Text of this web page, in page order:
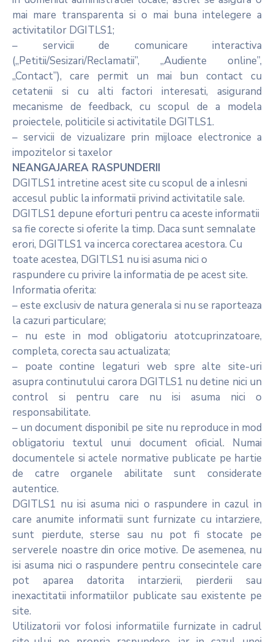
mai mare transparenta si o mai buna intelegere a
activitatilor DGITLS1;
– servicii de comunicare interactiva
(„Petitii/Sesizari/Reclamatii”, „Audiente online”,
„Contact”), care permit un mai bun contact cu
cetatenii si cu alti factori interesati, asigurand
mecanisme de feedback, cu scopul de a modela
proiectele, politicile si activitatile DGITLS1.
– servicii de vizualizare prin mijloace electronice a
impozitelor si taxelor
NEANGAJAREA RASPUNDERII
DGITLS1 intretine acest site cu scopul de a inlesni
accesul public la informatii privind activitatile sale.
DGITLS1 depune eforturi pentru ca aceste informatii
sa fie corecte si oferite la timp. Daca sunt semnalate
erori, DGITLS1 va incerca corectarea acestora. Cu
toate acestea, DGITLS1 nu isi asuma nici o
raspundere cu privire la informatia de pe acest site.
Informatia oferita:
– este exclusiv de natura generala si nu se raporteaza
la cazuri particulare;
– nu este in mod obligatoriu atotcuprinzatoare,
completa, corecta sau actualizata;
– poate contine legaturi web spre alte site-uri
asupra continutului carora DGITLS1 nu detine nici un
control si pentru care nu isi asuma nici o
responsabilitate.
– un document disponibil pe site nu reproduce in mod
obligatoriu textul unui document oficial. Numai
documentele si actele normative publicate pe hartie
de catre organele abilitate sunt considerate
autentice.
DGITLS1 nu isi asuma nici o raspundere in cazul in
care anumite informatii sunt furnizate cu intarziere,
sunt pierdute, sterse sau nu pot fi stocate pe
serverele noastre din orice motive. De asemenea, nu
isi asuma nici o raspundere pentru consecintele care
pot aparea datorita intarzierii, pierderii sau
inexactitatii informatiilor publicate sau existente pe
site.
Utilizatorii vor folosi informatiile furnizate in cadrul